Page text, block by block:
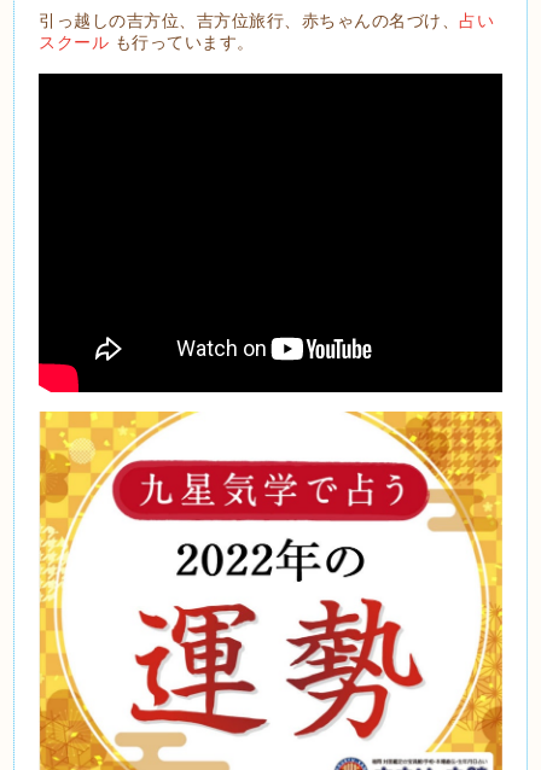
引っ越しの吉方位、吉方位旅行、赤ちゃんの名づけ、占い
スクール も行っています。